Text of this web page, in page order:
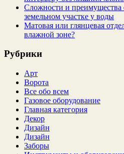
Сложности и преимущества
земельном участке у воды
Матовая или глянцевая
влажной зоне?
Рубрики
Арт
Ворота
Все обо всем
Газовое оборудование
Главная категория
Декор
Дизайн
Дизайн
Заборы